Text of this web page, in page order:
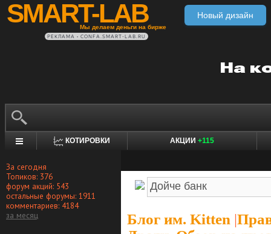
SMART-LAB
Мы делаем деньги на бирже
Новый дизайн
РЕКЛАМА • CONFA.SMART-LAB.RU
КОТИРОВКИ АКЦИИ +115
За сегодня
Топиков: 376
форум акций: 543
остальные форумы: 1911
комментариев: 4184
за месяц
Блог им. Kitten |